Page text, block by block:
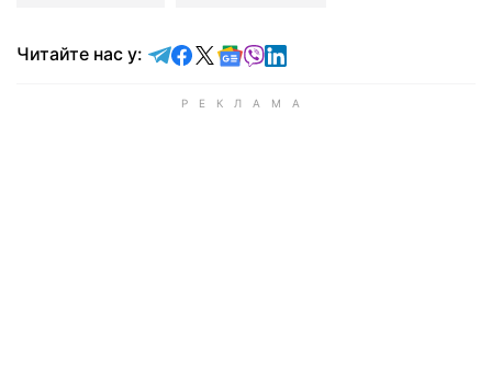
Читайте нас у: Читайте у Telegram
Читайте у Facebook
Читайте у X
Читайте у Google news
Читайте у Viber
Читайте у LinkedIn